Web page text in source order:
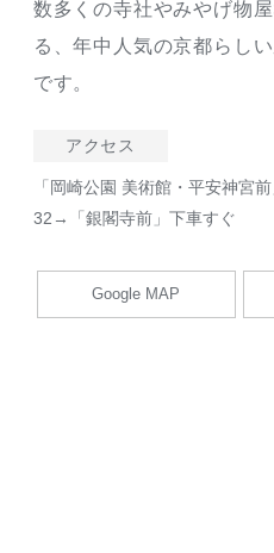
数多くの寺社やみやげ物
る、年中人気の京都らし
です。
アクセス
「岡崎公園 美術館・平安神宮
32→「銀閣寺前」下車すぐ
Google MAP